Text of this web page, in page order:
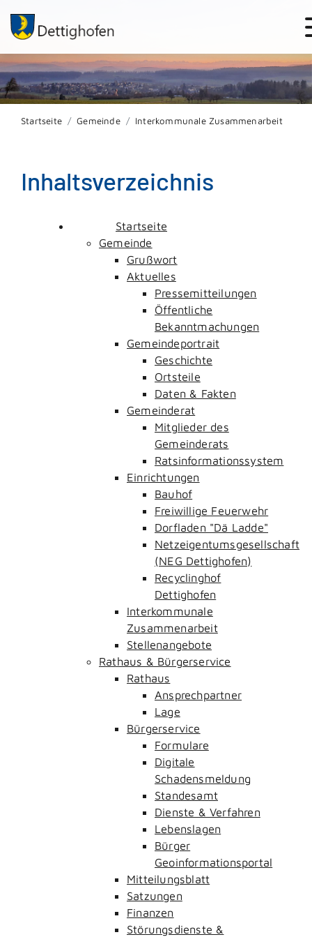
Startseite Gemeinde Interkommunale Zusammenarbeit
Inhaltsverzeichnis
Startseite
Gemeinde
Grußwort
Aktuelles
Pressemitteilungen
Öffentliche
Bekanntmachungen
Gemeindeportrait
Geschichte
Ortsteile
Daten & Fakten
Gemeinderat
Mitglieder des
Gemeinderats
Ratsinformationssystem
Einrichtungen
Bauhof
Freiwillige Feuerwehr
Dorfladen "Dä Ladde"
Netzeigentumsgesellschaft
(NEG Dettighofen)
Recyclinghof
Dettighofen
Interkommunale
Zusammenarbeit
Stellenangebote
Rathaus & Bürgerservice
Rathaus
Ansprechpartner
Lage
Bürgerservice
Formulare
Digitale
Schadensmeldung
Standesamt
Dienste & Verfahren
Lebenslagen
Bürger
Geoinformationsportal
Mitteilungsblatt
Satzungen
Finanzen
Störungsdienste &